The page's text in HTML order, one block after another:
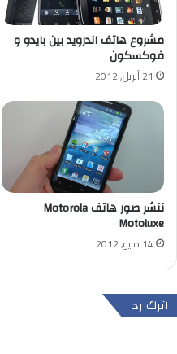
مشروع هاتف اندرويد بين بايدو و
فوكسكون
21 أبريل, 2012
ننشر صور هاتف Motorola
Motoluxe
14 مايو, 2012
اترك رد